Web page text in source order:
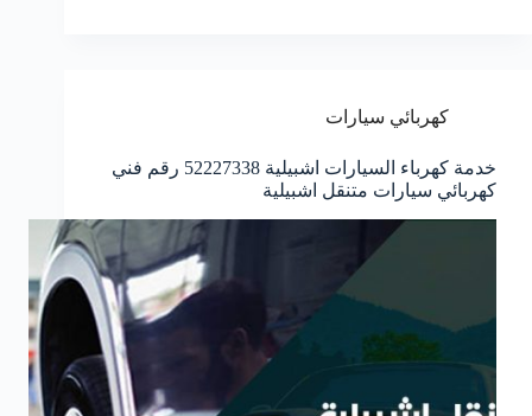
كهربائي سيارات
خدمة كهرباء السيارات اشبيلية 52227338 رقم فني
كهربائي سيارات متنقل اشبيلية